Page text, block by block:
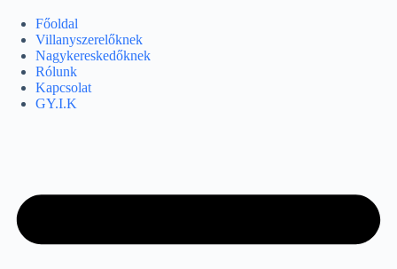
content
Főoldal
Villanyszerelőknek
Nagykereskedőknek
Rólunk
Kapcsolat
GY.I.K